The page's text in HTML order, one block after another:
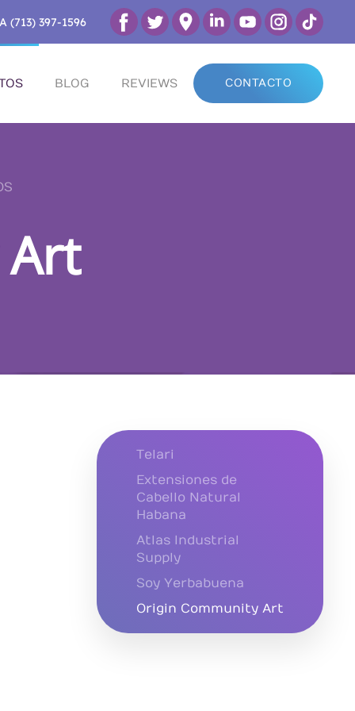
(713) 397-1596
BLOG REVIEWS CONTACTO
Telari
Extensiones de
Cabello Natural
Habana
Atlas Industrial
Supply
Soy Yerbabuena
Origin Community Art